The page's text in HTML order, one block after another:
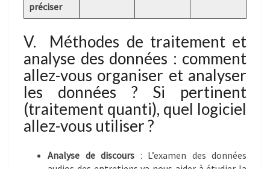
préciser
V. Méthodes de traitement et
analyse des données : comment
allez-vous organiser et analyser
les données ? Si pertinent
(traitement quanti), quel logiciel
allez-vous utiliser ?
Analyse de discours : L’examen des données